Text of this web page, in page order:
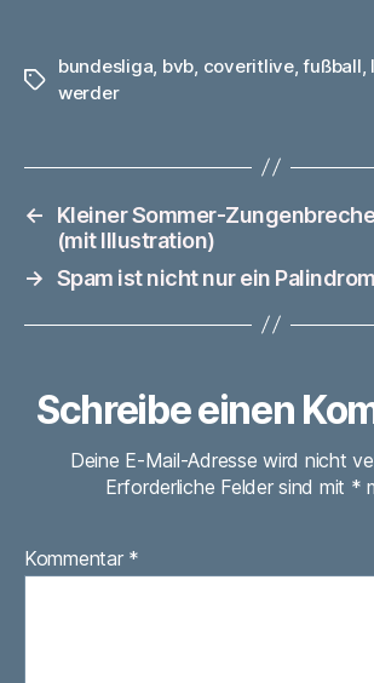
Schlagwörter
bundesliga bvb coveritlive,fußball
werder
←
Kleiner Sommer-
(mit Illustration)
→ Spam ist nicht nur ein
Schreibe einen
Deine E-Mail-Adresse wird nicht
Erforderliche Felder sind mit *
Kommentar *